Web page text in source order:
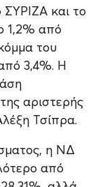
ΣΥΡΙΖΑ και το
1,2% από
του
3,4%. Η
αριστερής
Τσίπρα.
η ΝΔ
από